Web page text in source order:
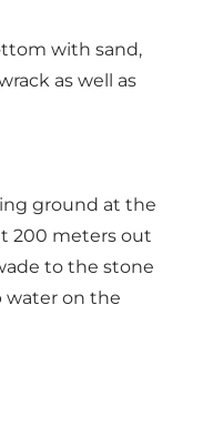
with sand,
as well as
ground at the
200 meters out
to the stone
water on the